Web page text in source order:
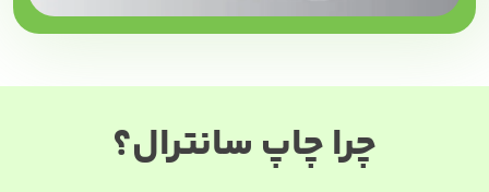
چرا چاپ سانترال؟